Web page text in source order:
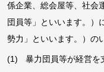
係企業、総会屋等、社会
団員等」といいます。）
勢力」といいます。）の
暴力団員等が経営を